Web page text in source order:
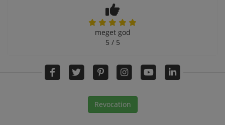
meget god
5 / 5
Revocation